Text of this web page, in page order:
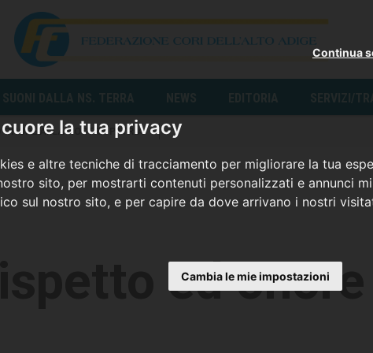
la tua privacy
e altre tecniche di tracciamento per migliorare la tua
sito, per mostrarti contenuti personalizzati e annunci
sul nostro sito, e per capire da dove arrivano i nostri
Continua
Cambia le mie impostazioni
ONORE ALLA NOSTRA PATRIA
ed onore